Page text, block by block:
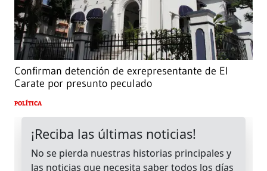
Confirman detención de exrepresentante de El
Carate por presunto peculado
POLÍTICA